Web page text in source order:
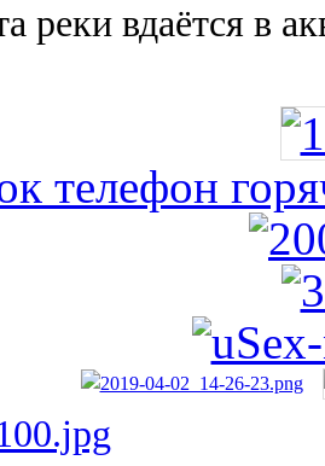
реки вда­ётся в